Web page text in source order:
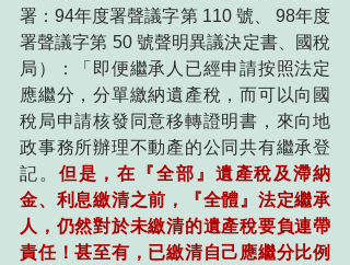
署：94年度署聲議字第 110 號、 98年度
署聲議字第 50 號聲明異議決定書、國稅
局）：「即便繼承人已經申請按照法定
應繼分，分單繳納遺產稅，而可以向國
稅局申請核發同意移轉證明書，來向地
政事務所辦理不動產的公同共有繼承登
記。 但是，在『全部』遺產稅及滯納
金、利息繳清之前，『全體』法定繼承
人，仍然對於未繳清的遺產稅要負連帶
責任！甚至有，已繳清自己應繼分比例